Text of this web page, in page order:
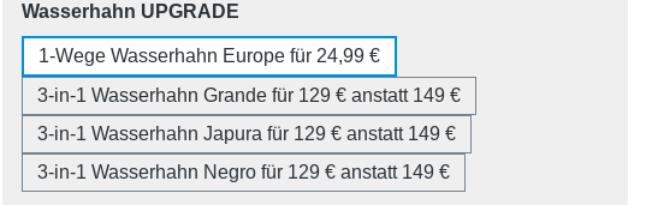
Wasserhahn UPGRADE
1-Wege Wasserhahn Europe für 24,99 €
3-in-1 Wasserhahn Grande für 129 € anstatt 149 €
3-in-1 Wasserhahn Japura für 129 € anstatt 149 €
3-in-1 Wasserhahn Negro für 129 € anstatt 149 €